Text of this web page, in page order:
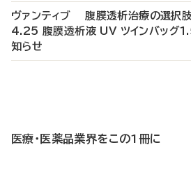
ヴァンティブ 腹膜透析治療の選択
4.25 腹膜透析液 UV ツインバッグ
知らせ
医療・医薬品業界をこの1冊に